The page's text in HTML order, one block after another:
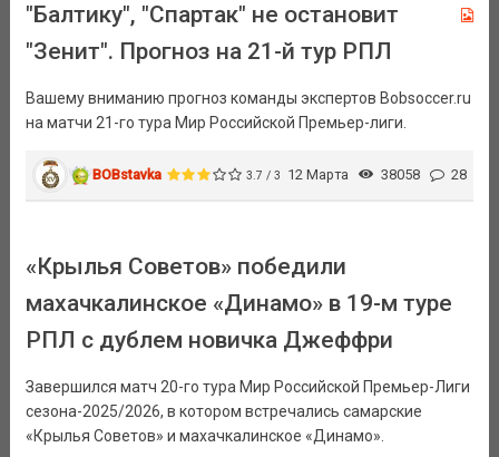
"Балтику", "Спартак" не остановит
"Зенит". Прогноз на 21-й тур РПЛ
Вашему вниманию прогноз команды экспертов Bobsoccer.ru
на матчи 21-го тура Мир Российской Премьер-лиги.
BOBstavka 3.7 / 3 12 Марта 38058 28
«Крылья Советов» победили
махачкалинское «Динамо» в 19-м туре
РПЛ с дублем новичка Джеффри
Завершился матч 20-го тура Мир Российской Премьер-Лиги
сезона-2025/2026, в котором встречались самарские
«Крылья Советов» и махачкалинское «Динамо».